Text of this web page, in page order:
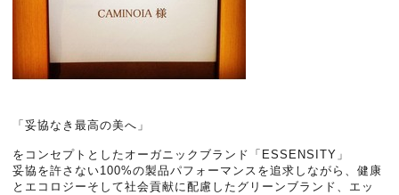
「妥協なき最高の美へ」
をコンセプトとしたオーガニックブランド「ESSENSITY」
妥協を許さない100%の製品パフォーマンスを追求しながら、健康
とエコロジーそして社会貢献に配慮したグリーンブランド、エッ